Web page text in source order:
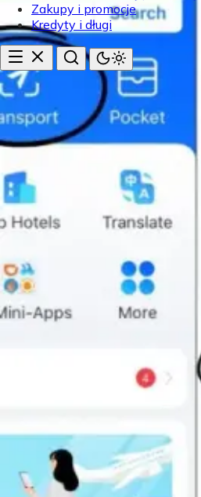
Zakupy i promocje
Kredyty i długi